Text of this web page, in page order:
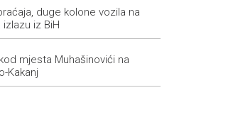
duge kolone vozila na
iz BiH
mjesta Muhašinovići na
Kakanj